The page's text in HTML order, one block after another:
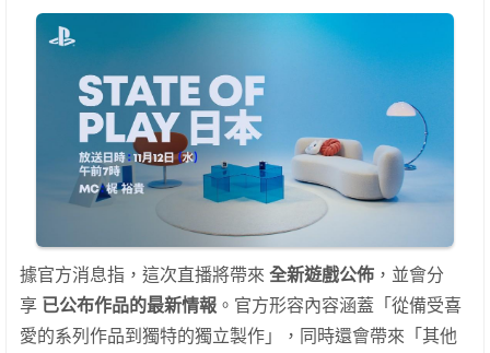
據官方消息指，這次直播將帶來 全新遊戲公佈 ，並會分
享 已公布作品的最新情報 。官方形容內容涵蓋「從備受喜
愛的系列作品到獨特的獨立製作」，同時還會帶來「其他